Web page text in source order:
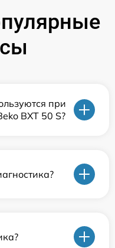
при
BXT 50 S?